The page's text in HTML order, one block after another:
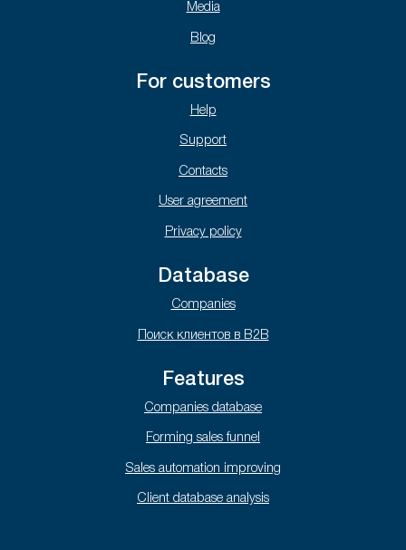
Media
Blog
For customers
Help
Support
Contacts
User agreement
Privacy policy
Database
Companies
Поиск клиентов в B2B
Features
Companies database
Forming sales funnel
Sales automation improving
Client database analysis